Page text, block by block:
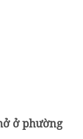
ở phường